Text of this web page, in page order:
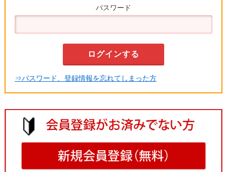
パスワード
⇒パスワード、登録情報を忘れてしまった方